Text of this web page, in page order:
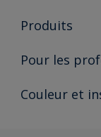
À propos de
Durabilité
Produits
Produits pour
Trouver un point
Pour les
Partenaires
Couleur et